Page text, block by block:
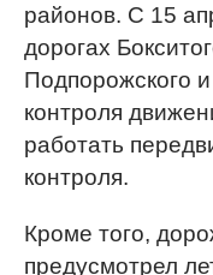
районов. С 15
дорогах
Подпорожского
контроля
работать
контроля.
Кроме того,
предусмотрел